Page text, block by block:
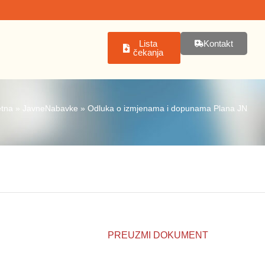
Lista
čekanja
Kontakt
» JavneNabavke » Odluka o izmjenama i dopunama Plana JN
PREUZMI DOKUMENT